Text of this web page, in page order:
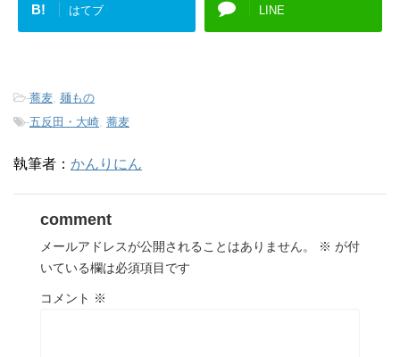
B! はてブ LINE
-蕎麦 麺もの
-五反田・大崎 蕎麦
執筆者： かんりにん
comment
メールアドレスが公開されることはありません。 ※ が付
いている欄は必須項目です
コメント ※